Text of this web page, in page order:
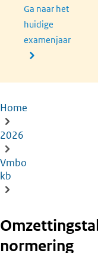
Ga naar het
huidige
examenjaar
Kruimelpad
Home
2026
Vmbo
kb
Omzettingstabel
normering